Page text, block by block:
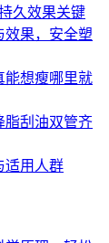
久效果关键
效果，安全塑
能想瘦哪里就
脂刮油双管齐
适用人群